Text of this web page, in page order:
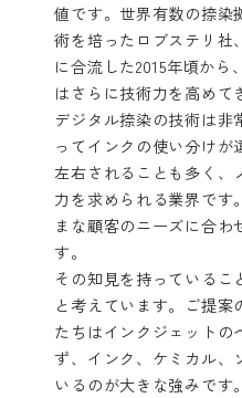
値です。世界有数の捺染
術を培ったロブステリ社
に合流した2015年頃か
はさらに技術力を高めて
デジタル捺染の技術は非
ってインクの使い分け
左右されることも多く、
力を求められる業界です
まな顧客のニーズに合わ
す。
その知見を持っているこ
と考えています。ご提
たちはインクジェットの
ず、インク、ケミカル、
いるのが大きな強みです。